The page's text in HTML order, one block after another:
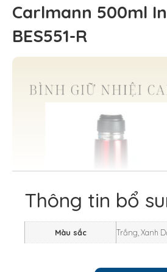
Carlmann 500ml
BES551-R
Thông tin bổ
Màu sắc Trắng, Xanh